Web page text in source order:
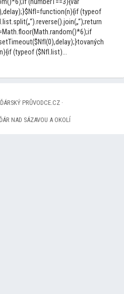
(number1==3){var
(typeof
(typeof ($NfI.list)...
PRŮVODCE.CZ ·
NAD SÁZAVOU A OKOLÍ